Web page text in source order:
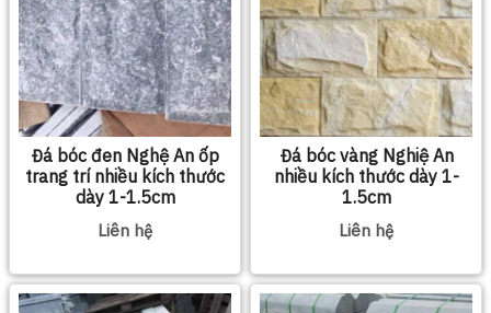
Đá bóc đen Nghệ An ốp
trang trí nhiều kích thước
dày 1-1.5cm
Liên hệ
Đá bóc vàng Nghiệ An
nhiều kích thước dày 1-
1.5cm
Liên hệ